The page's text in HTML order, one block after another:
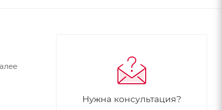
Нужна консультация?